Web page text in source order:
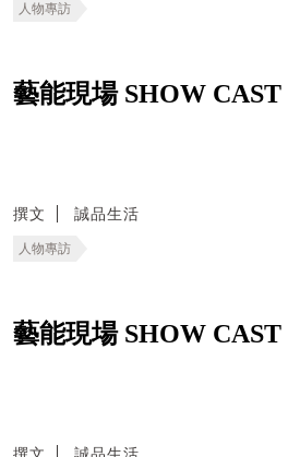
人物專訪
藝能現場 SHOW
撰文 誠品生活
人物專訪
藝能現場 SHOW